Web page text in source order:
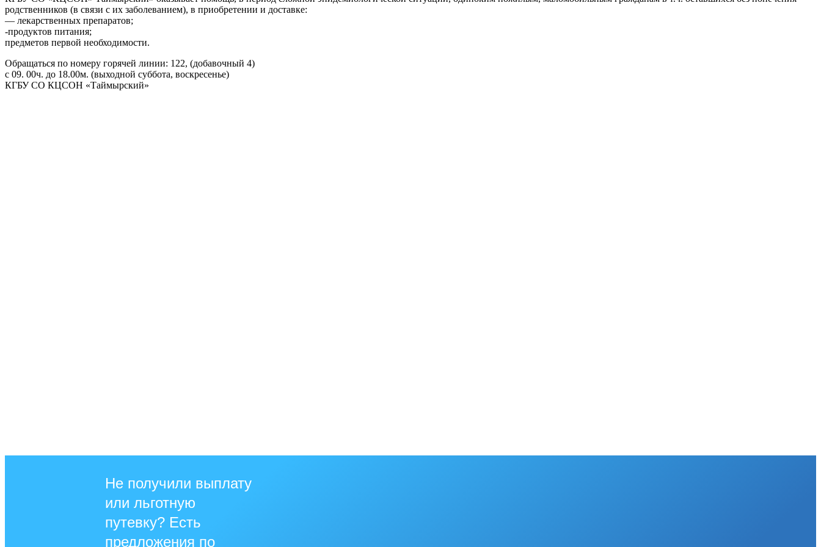
родственников (в связи с их заболеванием), в приобретении и доставке:
— лекарственных препаратов;
-продуктов питания;
предметов первой необходимости.
Обращаться по номеру горячей линии: 122, (добавочный 4)
с 09. 00ч. до 18.00м. (выходной суббота, воскресенье)
КГБУ СО КЦСОН «Таймырский»
Не получили выплату
или льготную
путевку? Есть
предложения по